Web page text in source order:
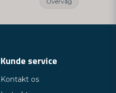
Kunde service
Kontakt os